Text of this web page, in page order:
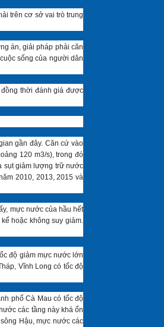
trên cơ sở vai trò trung
án, giải pháp phải căn
sống của người dân
thời đánh giá được
gần đây. Căn cứ vào
120 m3/s), trong đó
sụt giảm lượng trữ nước
2010, 2013, 2015 và
mực nước của hầu hết
hoặc không suy giảm.
độ giảm mực nước lớn
Vĩnh Long có tốc độ
phố Cà Mau có tốc độ
các tầng này khá ổn
Hậu, mực nước các